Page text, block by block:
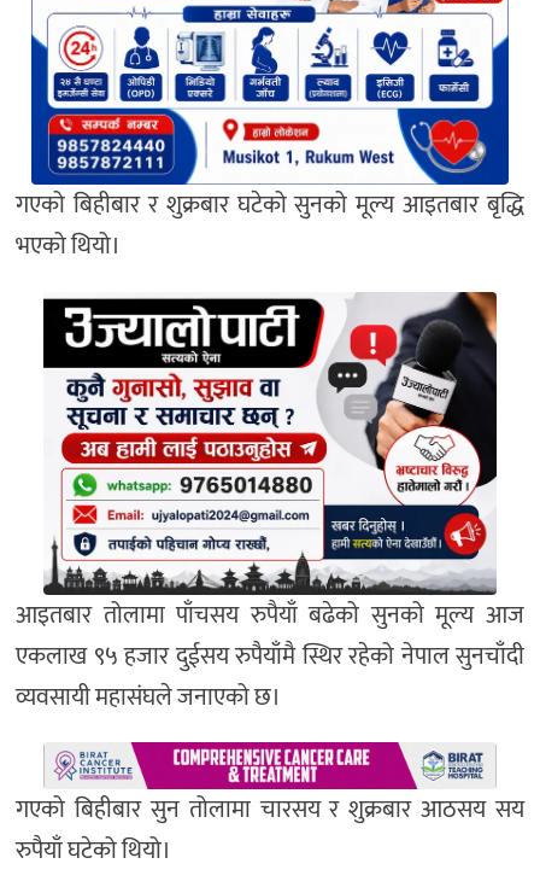
गएको बिहीबार र शुक्रबार घटेको सुनको मूल्य आइतबार बृद्धि
भएको थियो।
आइतबार तोलामा पाँचसय रुपैयाँ बढेको सुनको मूल्य आज
एकलाख ९५ हजार दुईसय रुपैयाँमै स्थिर रहेको नेपाल सुनचाँदी
व्यवसायी महासंघले जनाएको छ।
गएको बिहीबार सुन तोलामा चारसय र शुक्रबार आठसय सय
रुपैयाँ घटेको थियो।